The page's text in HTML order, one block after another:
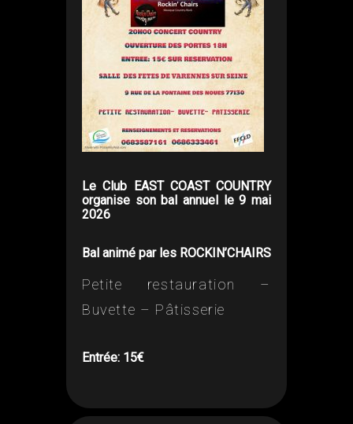
Le Club EAST COAST COUNTRY
organise son bal annuel le 9 mai
2026
Bal animé par les ROCKIN’CHAIRS
Petite restauration –
Buvette – Pâtisserie
Entrée: 15€